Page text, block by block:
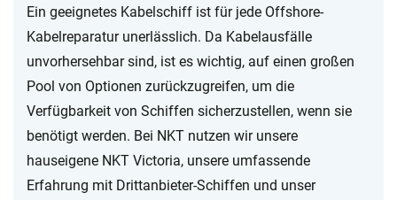
Ein geeignetes Kabelschiff ist für jede Offshore-
Kabelreparatur unerlässlich. Da Kabelausfälle
unvorhersehbar sind, ist es wichtig, auf einen großen
Pool von Optionen zurückzugreifen, um die
Verfügbarkeit von Schiffen sicherzustellen, wenn sie
benötigt werden. Bei NKT nutzen wir unsere
hauseigene NKT Victoria, unsere umfassende
Erfahrung mit Drittanbieter-Schiffen und unser